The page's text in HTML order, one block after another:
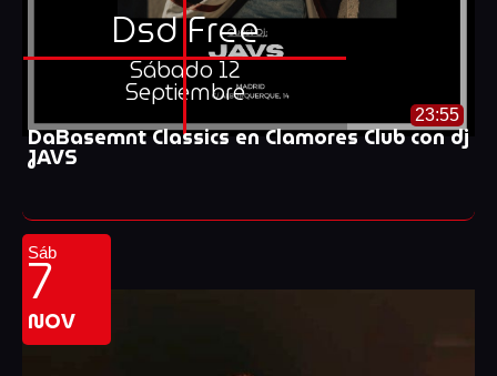
Dsd Free
Sábado 12
Septiembre
23:55
DaBasemnt Classics en Clamores Club con dj
JAVS
Sáb
7
NOV